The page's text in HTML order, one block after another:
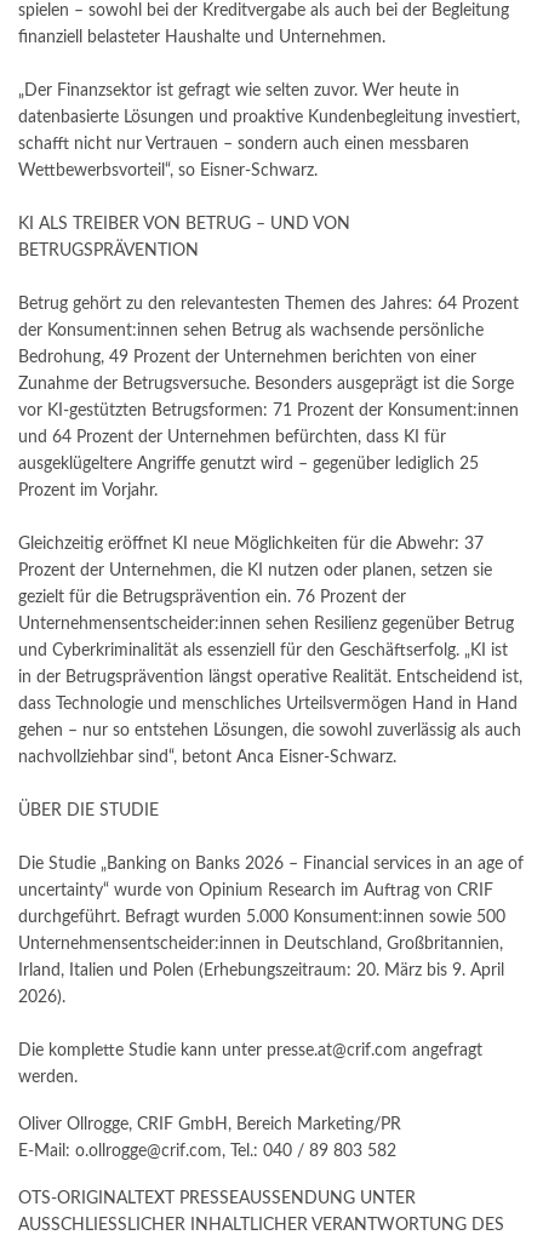
spielen – sowohl bei der Kreditvergabe als auch bei der Begleitung
finanziell belasteter Haushalte und Unternehmen.
„Der Finanzsektor ist gefragt wie selten zuvor. Wer heute in
datenbasierte Lösungen und proaktive Kundenbegleitung investiert,
schafft nicht nur Vertrauen – sondern auch einen messbaren
Wettbewerbsvorteil“, so Eisner-Schwarz.
KI ALS TREIBER VON BETRUG – UND VON
BETRUGSPRÄVENTION
Betrug gehört zu den relevantesten Themen des Jahres: 64 Prozent
der Konsument:innen sehen Betrug als wachsende persönliche
Bedrohung, 49 Prozent der Unternehmen berichten von einer
Zunahme der Betrugsversuche. Besonders ausgeprägt ist die Sorge
vor KI-gestützten Betrugsformen: 71 Prozent der Konsument:innen
und 64 Prozent der Unternehmen befürchten, dass KI für
ausgeklügeltere Angriffe genutzt wird – gegenüber lediglich 25
Prozent im Vorjahr.
Gleichzeitig eröffnet KI neue Möglichkeiten für die Abwehr: 37
Prozent der Unternehmen, die KI nutzen oder planen, setzen sie
gezielt für die Betrugsprävention ein. 76 Prozent der
Unternehmensentscheider:innen sehen Resilienz gegenüber Betrug
und Cyberkriminalität als essenziell für den Geschäftserfolg. „KI ist
in der Betrugsprävention längst operative Realität. Entscheidend ist,
dass Technologie und menschliches Urteilsvermögen Hand in Hand
gehen – nur so entstehen Lösungen, die sowohl zuverlässig als auch
nachvollziehbar sind“, betont Anca Eisner-Schwarz.
ÜBER DIE STUDIE
Die Studie „Banking on Banks 2026 – Financial services in an age of
uncertainty“ wurde von Opinium Research im Auftrag von CRIF
durchgeführt. Befragt wurden 5.000 Konsument:innen sowie 500
Unternehmensentscheider:innen in Deutschland, Großbritannien,
Irland, Italien und Polen (Erhebungszeitraum: 20. März bis 9. April
2026).
Die komplette Studie kann unter presse.at@crif.com angefragt
werden.
Oliver Ollrogge, CRIF GmbH, Bereich Marketing/PR
E-Mail: o.ollrogge@crif.com, Tel.: 040 / 89 803 582
OTS-ORIGINALTEXT PRESSEAUSSENDUNG UNTER
AUSSCHLIESSLICHER INHALTLICHER VERANTWORTUNG DES